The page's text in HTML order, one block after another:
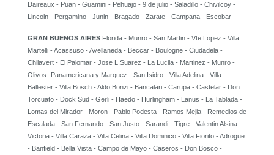
Daireaux - Puan - Guamini - Pehuajo - 9 de julio - Saladillo - Chivilcoy -
Lincoln - Pergamino - Junin - Bragado - Zarate - Campana - Escobar
GRAN BUENOS AIRES Florida - Munro - San Martin - Vte.Lopez - Villa
Martelli - Acassuso - Avellaneda - Beccar - Boulogne - Ciudadela -
Chilavert - El Palomar - Jose L.Suarez - La Lucila - Martinez - Munro -
Olivos- Panamericana y Marquez - San Isidro - Villa Adelina - Villa
Ballester - Villa Bosch - Aldo Bonzi - Bancalari - Carupa - Castelar - Don
Torcuato - Dock Sud - Gerli - Haedo - Hurlingham - Lanus - La Tablada -
Lomas del Mirador - Moron - Pablo Podesta - Ramos Mejia - Remedios de
Escalada - San Fernando - San Justo - Sarandi - Tigre - Valentin Alsina -
Victoria - Villa Caraza - Villa Celina - Villa Dominico - Villa Fiorito - Adrogue
- Banfield - Bella Vista - Campo de Mayo - Caseros - Don Bosco -